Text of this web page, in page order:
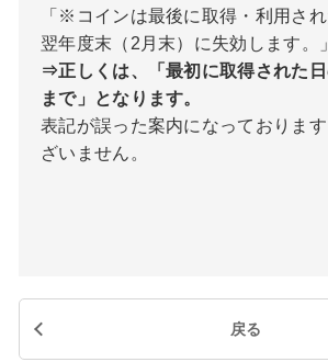
「※コインは最後に取得・利用され
翌年度末（2月末）に失効します。」
⇒正しくは、「最初に取得された
まで」となります。
表記が誤った案内になっておりま
ざいません。
戻る